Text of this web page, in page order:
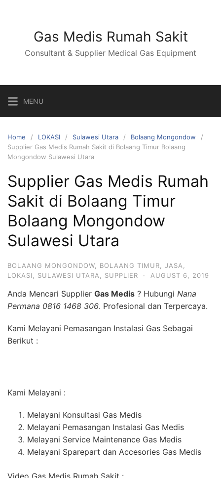
Gas Medis Rumah Sakit
Consultant & Supplier Medical Gas Equipment
MENU
Home LOKASI Sulawesi Utara
Bolaang Mongondow
Supplier Gas Medis Rumah Sakit di Bolaang Timur Bolaang
Mongondow Sulawesi Utara
Supplier Gas Medis Rumah
Sakit di Bolaang Timur
Bolaang Mongondow
Sulawesi Utara
BOLAANG MONGONDOW BOLAANG TIMUR JASA
LOKASI
SULAWESI UTARA SUPPLIER · AUGUST 6, 2019
Anda Mencari Supplier Gas Medis ? Hubungi Nana
Permana 0816 1468 306. Profesional dan Terpercaya.
Kami Melayani Pemasangan Instalasi Gas Sebagai
Berikut :
Kami Melayani :
Melayani Konsultasi Gas Medis
Melayani Pemasangan Instalasi Gas Medis
Melayani Service Maintenance Gas Medis
Melayani Sparepart dan Accesories Gas Medis
Video Gas Medis Rumah Sakit :